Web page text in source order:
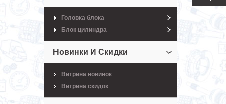
Головка блока
Блок цилиндра
Новинки И Скидки
Витрина новинок
Витрина скидок